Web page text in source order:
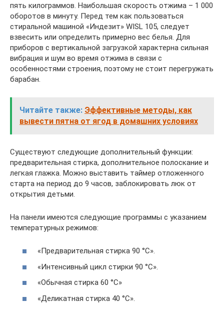
пять килограммов. Наибольшая скорость отжима – 1 000
оборотов в минуту. Перед тем как пользоваться
стиральной машиной «Индезит» WISL 105, следует
взвесить или определить примерно вес белья. Для
приборов с вертикальной загрузкой характерна сильная
вибрация и шум во время отжима в связи с
особенностями строения, поэтому не стоит перегружать
барабан.
Читайте также: Эффективные методы, как
вывести пятна от ягод в домашних условиях
Существуют следующие дополнительный функции:
предварительная стирка, дополнительное полоскание и
легкая глажка. Можно выставить таймер отложенного
старта на период до 9 часов, заблокировать люк от
открытия детьми.
На панели имеются следующие программы с указанием
температурных режимов:
«Предварительная стирка 90 °С».
«Интенсивный цикл стирки 90 °С».
«Обычная стирка 60 °С»
«Деликатная стирка 40 °С».